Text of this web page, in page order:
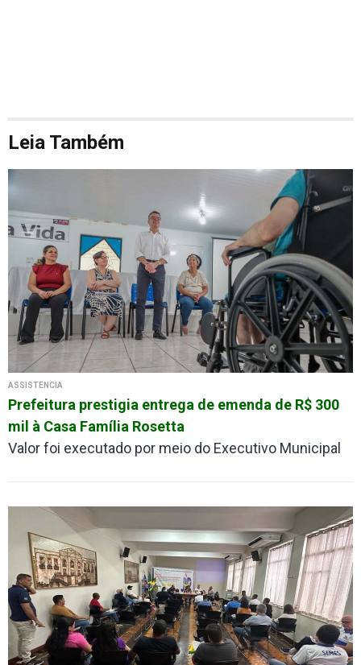
Leia Também
ASSISTÊNCIA
Prefeitura prestigia entrega de emenda de R$ 300
mil à Casa Família Rosetta
Valor foi executado por meio do Executivo Municipal